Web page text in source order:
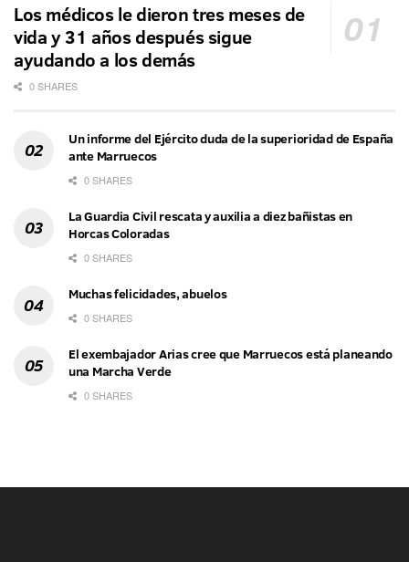
Los médicos le dieron tres meses de
vida y 31 años después sigue
ayudando a los demás
0 SHARES
Un informe del Ejército duda de la superioridad de España
ante Marruecos
0 SHARES
La Guardia Civil rescata y auxilia a diez bañistas en
Horcas Coloradas
0 SHARES
Muchas felicidades, abuelos
0 SHARES
El exembajador Arias cree que Marruecos está planeando
una Marcha Verde
0 SHARES